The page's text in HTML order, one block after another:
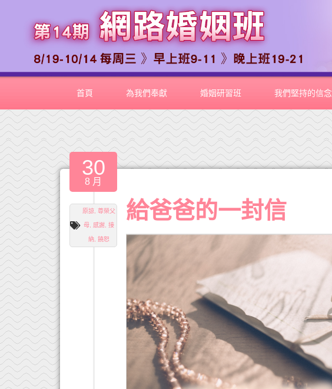
首頁 為我們奉獻 婚姻研習班 我們堅持的信念
30
8 月
原諒 ,尊榮父
母 感謝 ,接
納 ,饒恕
給爸爸的一封信